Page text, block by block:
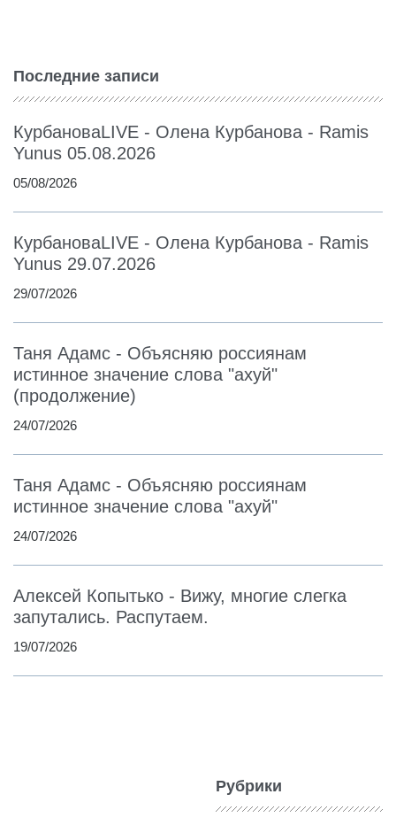
Последние записи
КурбановаLIVE - Олена Курбанова - Ramis
Yunus 05.08.2026
05/08/2026
КурбановаLIVE - Олена Курбанова - Ramis
Yunus 29.07.2026
29/07/2026
Таня Адамс - Объясняю россиянам
истинное значение слова "ахуй"
(продолжение)
24/07/2026
Таня Адамс - Объясняю россиянам
истинное значение слова "ахуй"
24/07/2026
Алексей Копытько - Вижу, многие слегка
запутались. Распутаем.
19/07/2026
Рубрики